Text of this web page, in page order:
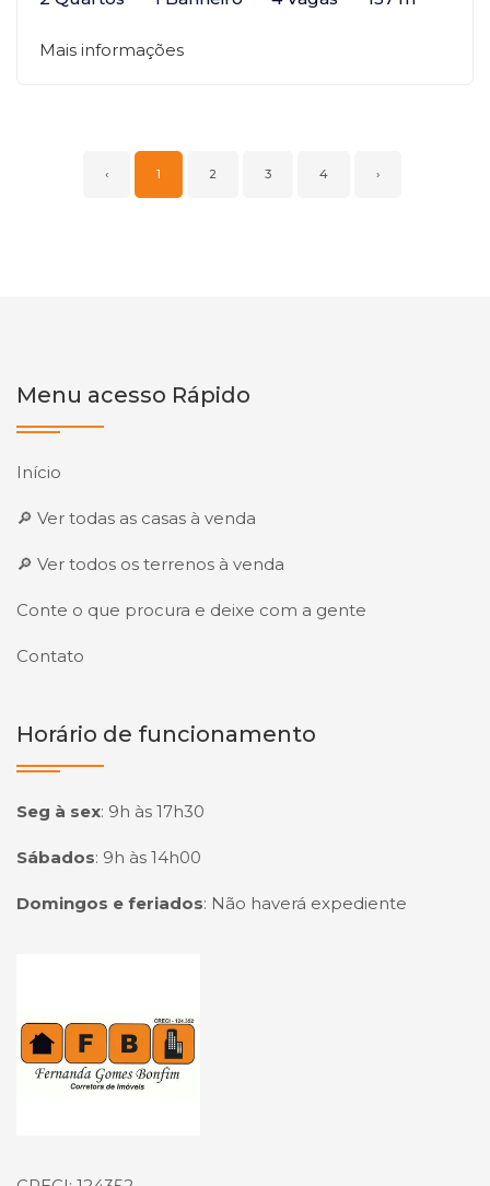
Mais informações
‹ 1 2 3 4 ›
Menu acesso Rápido
Início
🔎 Ver todas as casas à venda
🔎 Ver todos os terrenos à venda
Conte o que procura e deixe com a gente
Contato
Horário de funcionamento
Seg à sex: 9h às 17h30
Sábados: 9h às 14h00
Domingos e feriados: Não haverá expediente